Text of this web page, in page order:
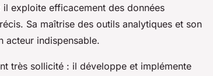
il exploite efficacement des données
Sa maîtrise des outils analytiques et son
acteur indispensable.
très sollicité : il développe et implémente